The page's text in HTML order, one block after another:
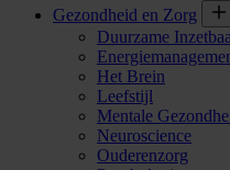
Gezondheid en Zorg
Duurzame
Het Brein
Leefstijl
Mentale
Neuroscience
Ouderenzorg